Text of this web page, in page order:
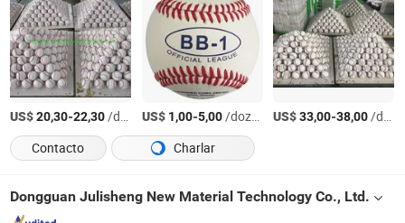
US$20,30-22,30/dozen US$ 1,00-5,00/dozen US$33,00-38,00/dozen
Contacto
Charlar
Dongguan Julisheng New Material Technology Co., Ltd.